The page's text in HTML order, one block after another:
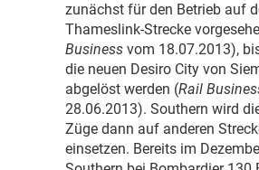
zunächst für den Betrieb auf
Thameslink-Strecke
Business vom 18.07.2013),
die neuen Desiro City von
abgelöst werden (Rail
28.06.2013). Southern wird
Züge dann auf anderen
einsetzen. Bereits im